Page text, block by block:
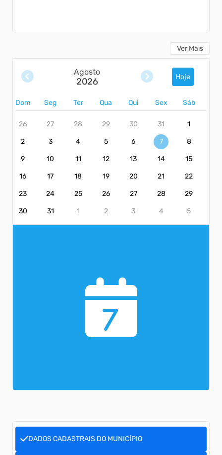
Ver Mais
Agosto
2026 Hoje
Dom Seg Ter Qua Qui Sex Sáb
26 27 28 29 30 31 1
2 3 4 5 6 7 8
9 10 11 12 13 14 15
16 17 18 19 20 21 22
23 24 25 26 27 28 29
30 31 1 2 3 4 5
7
DADOS CADASTRAIS DO MUNICÍPIO